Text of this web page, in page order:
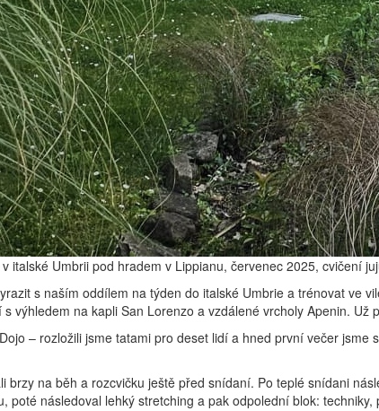
italské Umbrii pod hradem v Lippianu, červenec 2025, cvičení
s naším oddílem na týden do italské Umbrie a trénovat ve
výhledem na kapli San Lorenzo a vzdálené vrcholy Apenin.
– rozložili jsme tatami pro deset lidí a hned první večer jsme
brzy na běh a rozcvičku ještě před snídaní. Po teplé snídani
poté následoval lehký stretching a pak odpolední blok: